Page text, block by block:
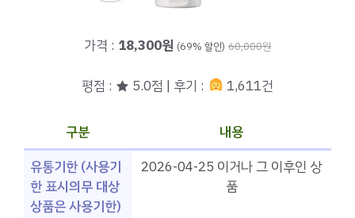
가격 : 18,300원 (69% 할인) 60,000원
평점 : ★ 5.0점 | 후기 : 1,611건
구분
내용
유통기한 (사용기
한 표시의무 대상
상품은 사용기한)
2026-04-25 이거나 그 이후인 상
품